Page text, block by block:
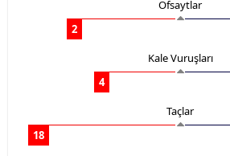
Ofsaytlar
2
Kale Vuruşları
4
Taçlar
18